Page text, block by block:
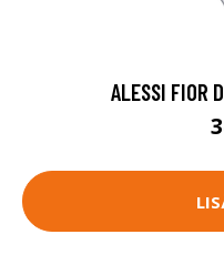
ALESSI FIOR